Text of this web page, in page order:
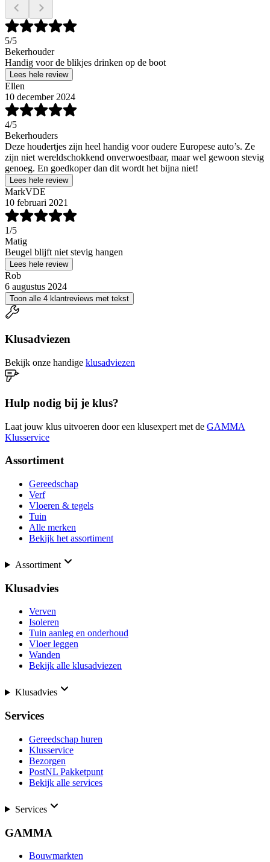
5/5
Bekerhouder
Handig voor de blikjes drinken op de boot
Lees hele review
Ellen
10 december 2024
4/5
Bekerhouders
Deze houdertjes zijn heel handig voor oudere Europese auto’s. Ze
zijn niet wereldschokkend onverwoestbaar, maar wel gewoon stevig
genoeg. En goedkoper dan dit wordt het bijna niet!
Lees hele review
MarkVDE
10 februari 2021
1/5
Matig
Beugel blijft niet stevig hangen
Lees hele review
Rob
6 augustus 2024
Toon alle 4 klantreviews met tekst
Klusadviezen
Bekijk onze handige klusadviezen
Hulp nodig bij je klus?
Laat jouw klus uitvoeren door een klusexpert met de GAMMA
Klusservice
Assortiment
Gereedschap
Verf
Vloeren & tegels
Tuin
Alle merken
Bekijk het assortiment
Assortiment
Klusadvies
Verven
Isoleren
Tuin aanleg en onderhoud
Vloer leggen
Wanden
Bekijk alle klusadviezen
Klusadvies
Services
Gereedschap huren
Klusservice
Bezorgen
PostNL Pakketpunt
Bekijk alle services
Services
GAMMA
Bouwmarkten